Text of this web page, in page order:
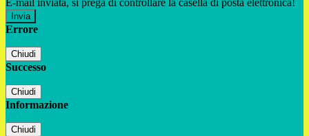
E-mail inviata, si prega di controllare la casella di posta elettronica!
Errore
Chiudi
Successo
Chiudi
Informazione
Chiudi